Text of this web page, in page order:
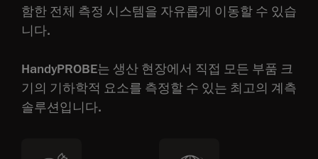
함한 전체 측정 시스템을 자유롭게 이동할 수 있습
니다.
HandyPROBE는 생산 현장에서 직접 모든 부품 크
기의 기하학적 요소를 측정할 수 있는 최고의 계측
솔루션입니다.